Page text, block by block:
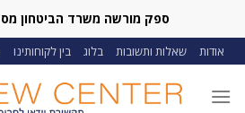
content
ספק מורשה משרד הביטחון מס':
אודות שאלות ותשובות בלוג בין לקוחותינו